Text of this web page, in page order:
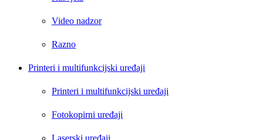
Video nadzor
Razno
Printeri i multifunkcijski uređaji
Printeri i multifunkcijski uređaji
Fotokopirni uređaji
Laserski uređaji